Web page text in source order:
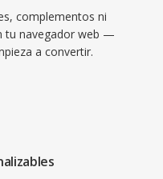
complementos ni
tu navegador web —
a convertir.